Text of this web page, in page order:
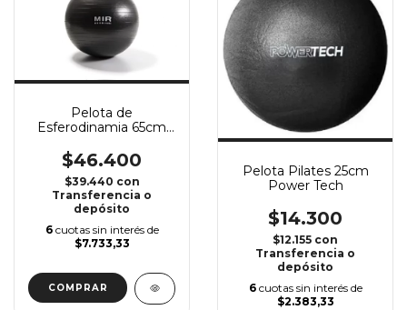
Pelota de
Esferodinamia 65cm
$46.400
$39.440 con
Transferencia o
depósito
6 cuotas sin interés de
$7.733,33
Pelota Pilates 25cm
Power Tech
$14.300
$12.155 con
Transferencia o
depósito
6 cuotas sin interés de
$2.383,33